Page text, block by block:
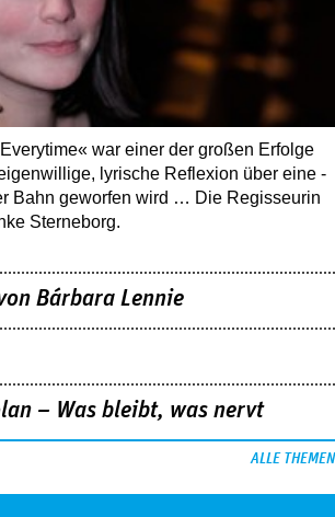
war einer der großen Erfolge
lyrische Reflexion über eine
Bahn geworfen wird … Die Regisseurin
Sterneborg.
Bárbara Lennie
– Was bleibt, was nervt
ALLE THEMEN